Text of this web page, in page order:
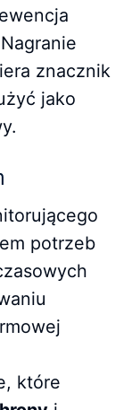
znacznik
jako
potrzeb
które